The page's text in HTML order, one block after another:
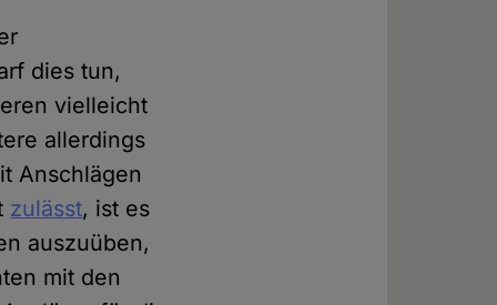
dies tun,
vielleicht
allerdings
Anschlägen
zulässt, ist es
auszuüben,
mit den